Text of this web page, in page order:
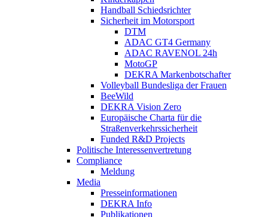
Handball Schiedsrichter
Sicherheit im Motorsport
DTM
ADAC GT4 Germany
ADAC RAVENOL 24h
MotoGP
DEKRA Markenbotschafter
Volleyball Bundesliga der Frauen
BeeWild
DEKRA Vision Zero
Europäische Charta für die
Straßenverkehrssicherheit
Funded R&D Projects
Politische Interessenvertretung
Compliance
Meldung
Media
Presseinformationen
DEKRA Info
Publikationen